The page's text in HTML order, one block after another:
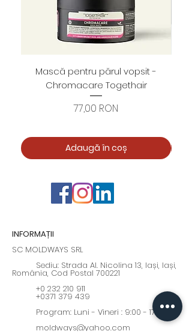
Mască pentru părul vopsit -
Chromacare Togethair
Preț
77,00 RON
Adaugă în coș
INFORMAȚII
SC MOLDWAYS SRL
Sediu: Strada Al. Nicolina 13, Iași, Iași,
România, Cod Postal 700221
+0 232 210 911
+0371 379 439
Program: Luni - Vineri : 9:00 - 17:00
moldways@yahoo.com